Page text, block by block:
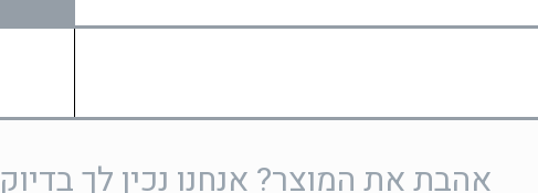
אהבת את המוצר? אנחנו נכין לך